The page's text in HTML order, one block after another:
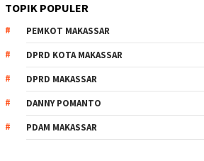
TOPIK POPULER
PEMKOT MAKASSAR
DPRD KOTA MAKASSAR
DPRD MAKASSAR
DANNY POMANTO
PDAM MAKASSAR